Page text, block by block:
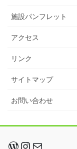
施設パンフレット
アクセス
リンク
サイトマップ
お問い合わせ
WordPress
Instagram
メール